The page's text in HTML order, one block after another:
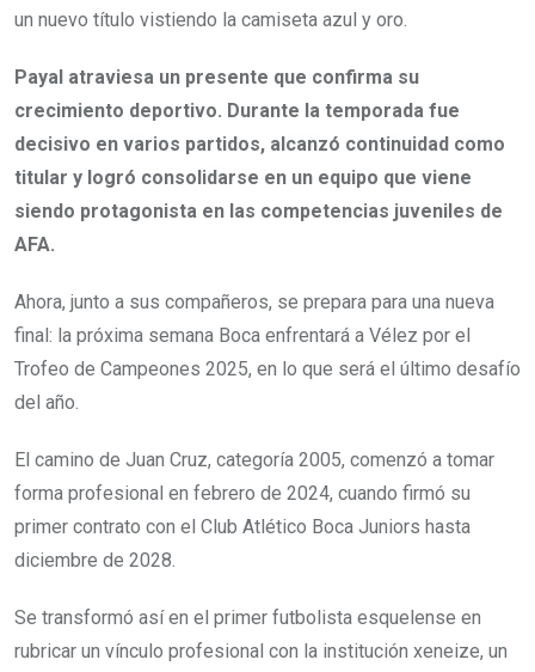
un nuevo título vistiendo la camiseta azul y oro.
Payal atraviesa un presente que confirma su
crecimiento deportivo. Durante la temporada fue
decisivo en varios partidos, alcanzó continuidad como
titular y logró consolidarse en un equipo que viene
siendo protagonista en las competencias juveniles de
AFA.
Ahora, junto a sus compañeros, se prepara para una nueva
final: la próxima semana Boca enfrentará a Vélez por el
Trofeo de Campeones 2025, en lo que será el último desafío
del año.
El camino de Juan Cruz, categoría 2005, comenzó a tomar
forma profesional en febrero de 2024, cuando firmó su
primer contrato con el Club Atlético Boca Juniors hasta
diciembre de 2028.
Se transformó así en el primer futbolista esquelense en
rubricar un vínculo profesional con la institución xeneize, un